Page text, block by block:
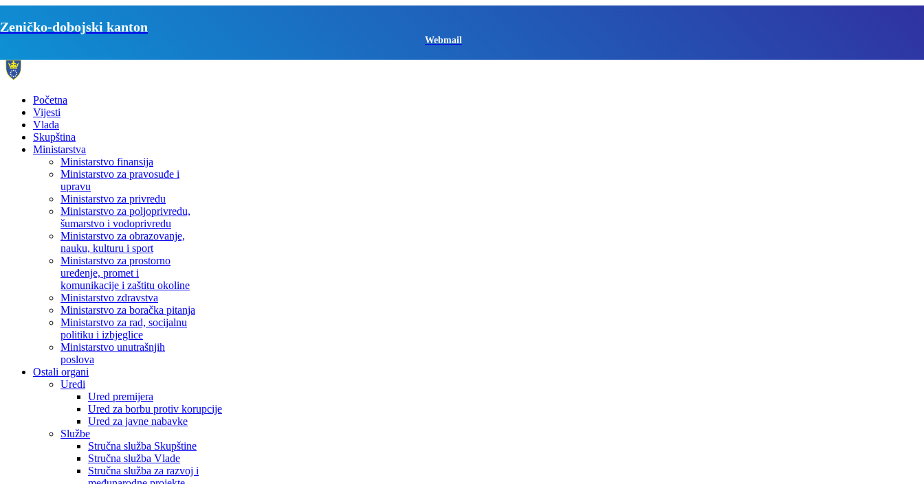
Zeničko-dobojski kanton
Webmail
Početna
Vijesti
Vlada
Skupština
Ministarstva
Ministarstvo finansija
Ministarstvo za pravosuđe i
upravu
Ministarstvo za privredu
Ministarstvo za poljoprivredu,
šumarstvo i vodoprivredu
Ministarstvo za obrazovanje,
nauku, kulturu i sport
Ministarstvo za prostorno
uređenje, promet i
komunikacije i zaštitu okoline
Ministarstvo zdravstva
Ministarstvo za boračka pitanja
Ministarstvo za rad, socijalnu
politiku i izbjeglice
Ministarstvo unutrašnjih
poslova
Ostali organi
Uredi
Ured premijera
Ured za borbu protiv korupcije
Ured za javne nabavke
Službe
Stručna služba Skupštine
Stručna služba Vlade
Stručna služba za razvoj i